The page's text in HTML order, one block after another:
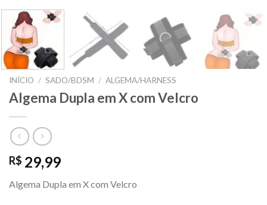
INÍCIO / SADO/BDSM / ALGEMA/HARNESS
Algema Dupla em X com Velcro
R$ 29,99
Algema Dupla em X com Velcro